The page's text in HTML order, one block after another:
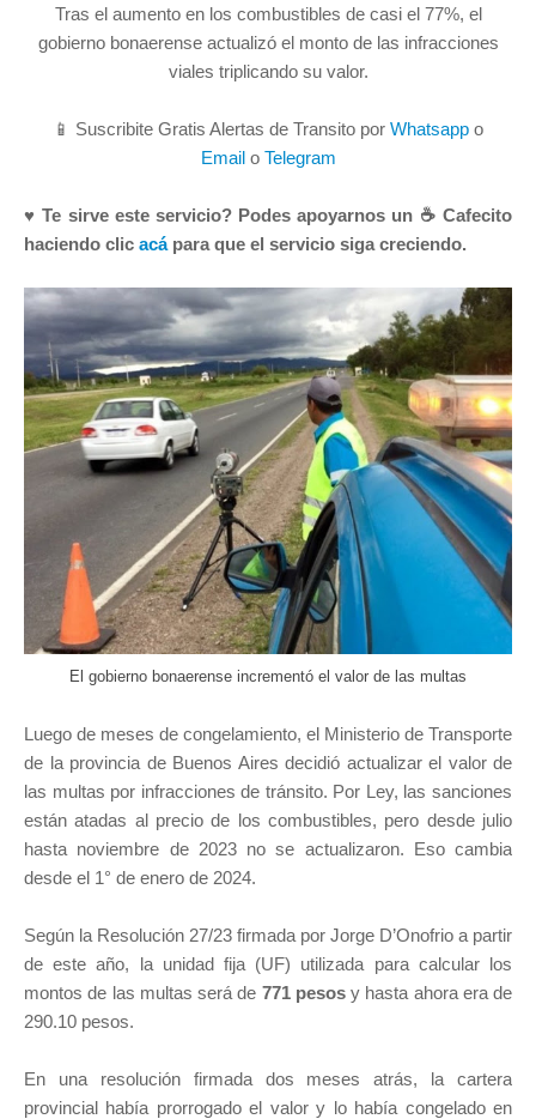
Tras el aumento en los combustibles de casi el 77%, el
gobierno bonaerense actualizó el monto de las infracciones
viales triplicando su valor.
📱 Suscribite Gratis Alertas de Transito por Whatsapp o
Emailo Telegram
♥ Te sirve este servicio? Podes apoyarnos un ☕ Cafecito
haciendo clic acápara que el servicio siga creciendo.
El gobierno bonaerense incrementó el valor de las multas
Luego de meses de congelamiento, el Ministerio de Transporte
de la provincia de Buenos Aires decidió actualizar el valor de
las multas por infracciones de tránsito. Por Ley, las sanciones
están atadas al precio de los combustibles, pero desde julio
hasta noviembre de 2023 no se actualizaron. Eso cambia
desde el 1° de enero de 2024.
Según la Resolución 27/23 firmada por Jorge D’Onofrio a partir
de este año, la unidad fija (UF) utilizada para calcular los
montos de las multas será de 771 pesosy hasta ahora era de
290.10 pesos.
En una resolución firmada dos meses atrás, la cartera
provincial había prorrogado el valor y lo había congelado en